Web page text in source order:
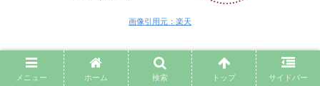
画像引用元：楽天
実際にベッドインベッドを使った先輩たちの声は、とても
参考になります。
メニュー ホーム 検索 トップ サイドバー